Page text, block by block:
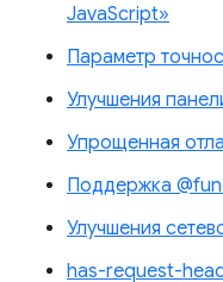
JavaScript»
Параметр
Улучшения
Упрощенная
Поддержка
Улучшения
has-request-